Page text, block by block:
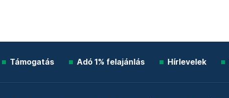
Támogatás Adó 1% felajánlás Hírlevelek